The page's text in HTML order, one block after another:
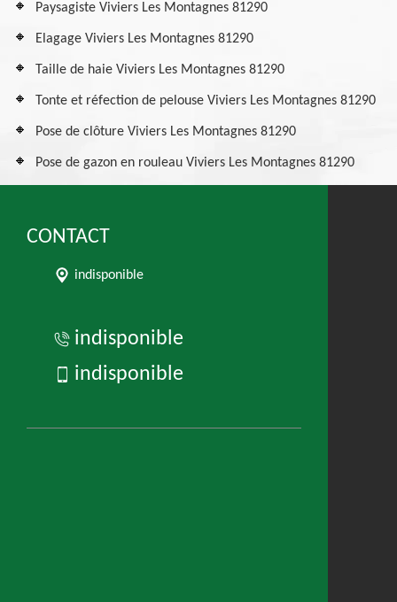
Paysagiste Viviers Les Montagnes 81290
Elagage Viviers Les Montagnes 81290
Taille de haie Viviers Les Montagnes 81290
Tonte et réfection de pelouse Viviers Les Montagnes 81290
Pose de clôture Viviers Les Montagnes 81290
Pose de gazon en rouleau Viviers Les Montagnes 81290
CONTACT
indisponible
indisponible
indisponible